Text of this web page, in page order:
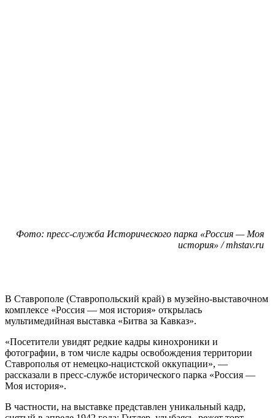
Фото: пресс-служба Исторического парка «Россия — Моя
история» / mhstav.ru
В Ставрополе (Ставропольский край) в музейно-выставочном
комплексе «Россия — моя история» открылась
мультимедийная выставка «Битва за Кавказ».
«Посетители увидят редкие кадры кинохроники и
фотографии, в том числе кадры освобождения территории
Ставрополья от немецко-нацистской оккупации», —
рассказали в пресс-службе исторического парка «Россия —
Моя история».
В частности, на выставке представлен уникальный кадр,